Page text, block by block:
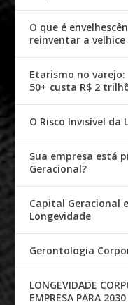
O que é
reinventar a velhice
Etarismo no
50+ custa R$ 2
O Risco Invisível da
Sua empresa está
Geracional?
Capital Geracional
Longevidade
Gerontologia
LONGEVIDADE
EMPRESA PARA 2030